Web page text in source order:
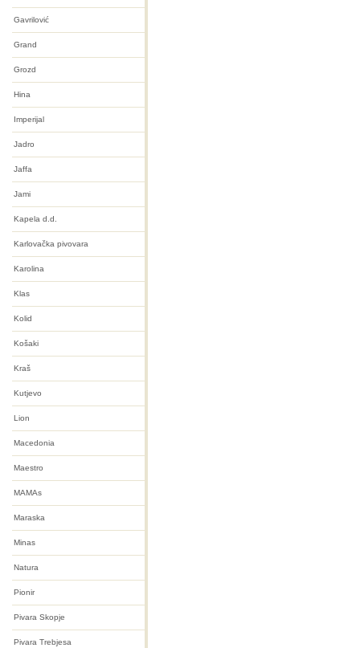
Gavrilović
Grand
Grozd
Hina
Imperijal
Jadro
Jaffa
Jami
Kapela d.d.
Karlovačka pivovara
Karolina
Klas
Kolid
Košaki
Kraš
Kutjevo
Lion
Macedonia
Maestro
MAMAs
Maraska
Minas
Natura
Pionir
Pivara Skopje
Pivara Trebjesa